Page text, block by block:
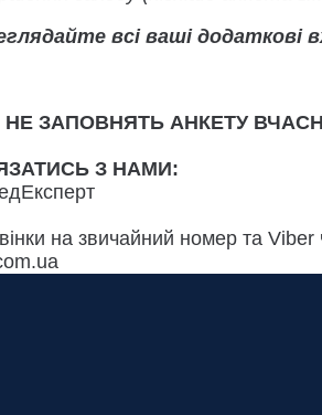
всі ваші додаткові
НЕ ЗАПОВНЯТЬ АНКЕТУ
З НАМИ:
на звичайний номер та Viber